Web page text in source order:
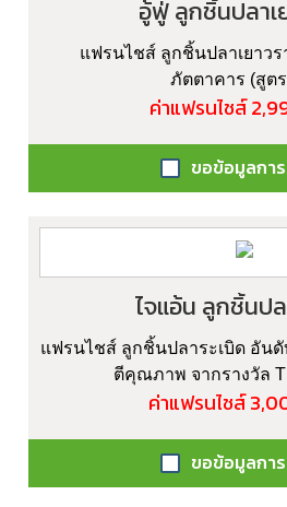
อู้ฟู่ ลูกชิ้นปลาเ
แฟรนไชส์ ลูกชิ้นปลาเยาว
ภัตตาคาร (สูต
ค่าแฟรนไชส์
ขอข้อมูลกา
ไจแอ้น ลูกชิ้นปล
แฟรนไชส์ ลูกชิ้นปลาระเบิด อันดั
ตีคุณภาพ จากรางวัล
ค่าแฟรนไชส์
ขอข้อมูลกา